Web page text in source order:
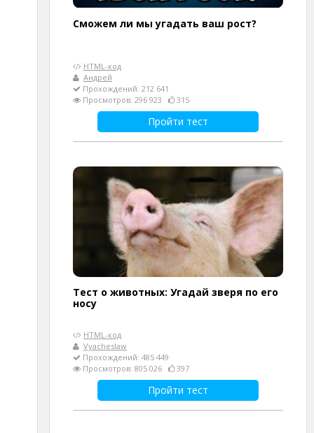
Сможем ли мы угадать ваш рост?
HTML-код
Андрей
Прохождений: 212 641
Просмотров: 296 923
315
Пройти тест
Тест о животных: Угадай зверя по его
носу
HTML-код
Vyacheslaw
Прохождений: 485 449
Просмотров: 805 026
397
Пройти тест